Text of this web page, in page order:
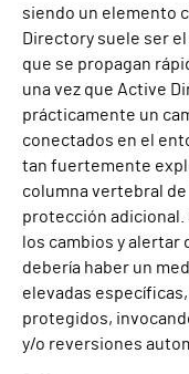
siendo un elemento
Directory suele ser
que se propagan
una vez que Active
prácticamente un
conectados en el
tan fuertemente
columna vertebral
protección adicional.
los cambios y
debería haber un
elevadas
protegidos,
y/o reversiones